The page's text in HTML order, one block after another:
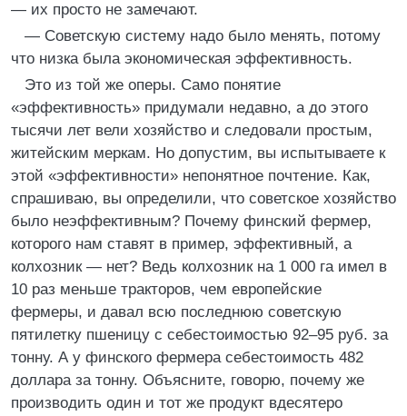
— их просто не замечают.
— Советскую систему надо было менять, потому
что низка была экономическая эффективность.
Это из той же оперы. Само понятие
«эффективность» придумали недавно, а до этого
тысячи лет вели хозяйство и следовали простым,
житейским меркам. Но допустим, вы испытываете к
этой «эффективности» непонятное почтение. Как,
спрашиваю, вы определили, что советское хозяйство
было неэффективным? Почему финский фермер,
которого нам ставят в пример, эффективный, а
колхозник — нет? Ведь колхозник на 1 000 га имел в
10 раз меньше тракторов, чем европейские
фермеры, и давал всю последнюю советскую
пятилетку пшеницу с себестоимостью 92–95 руб. за
тонну. А у финского фермера себестоимость 482
доллара за тонну. Объясните, говорю, почему же
производить один и тот же продукт вдесятеро